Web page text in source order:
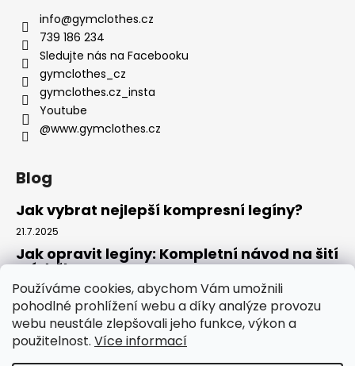
Používáme cookies, abychom Vám umožnili
pohodlné prohlížení webu a díky analýze provozu
webu neustále zlepšovali jeho funkce, výkon a
použitelnost. Více informací
info@gymclothes.cz
739 186 234
Sledujte nás na Facebooku
gymclothes_cz
gymclothes.cz_insta
Youtube
@www.gymclothes.cz
Blog
Jak vybrat nejlepší kompresní legíny?
21.7.2025
Jak opravit legíny: Kompletní návod na šití
a údržbu
14.7.2025
Kde koupit legíny: Komplexní návod pro
rok 2025
4.7.2025